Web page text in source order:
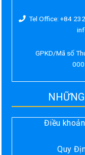
Tel Office: +84
GPKD/Mã số
Điều
Quy